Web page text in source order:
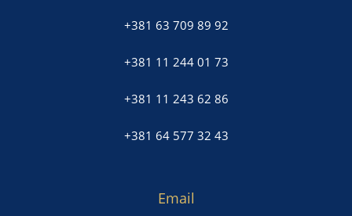
+381 63 709 89 92
+381 11 244 01 73
+381 11 243 62 86
+381 64 577 32 43
Email